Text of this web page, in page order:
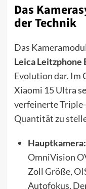
Das
der Technik
Das
Leica Leitzphone
Evolution dar. Im
Xiaomi 15 Ultra
verfeinerte
Quantität zu
Hauptkamera:
OmniVision
Zoll Größe,
Autofokus.